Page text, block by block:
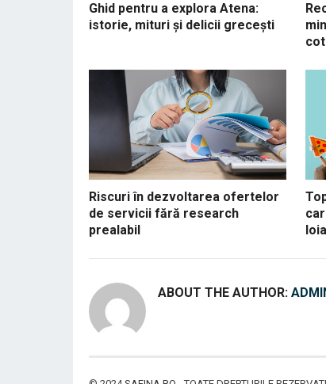
Ghid pentru a explora Atena:
istorie, mituri și delicii grecești
Riscuri în dezvoltarea ofertelor
de servicii fără research
prealabil
ABOUT THE AUTHOR: